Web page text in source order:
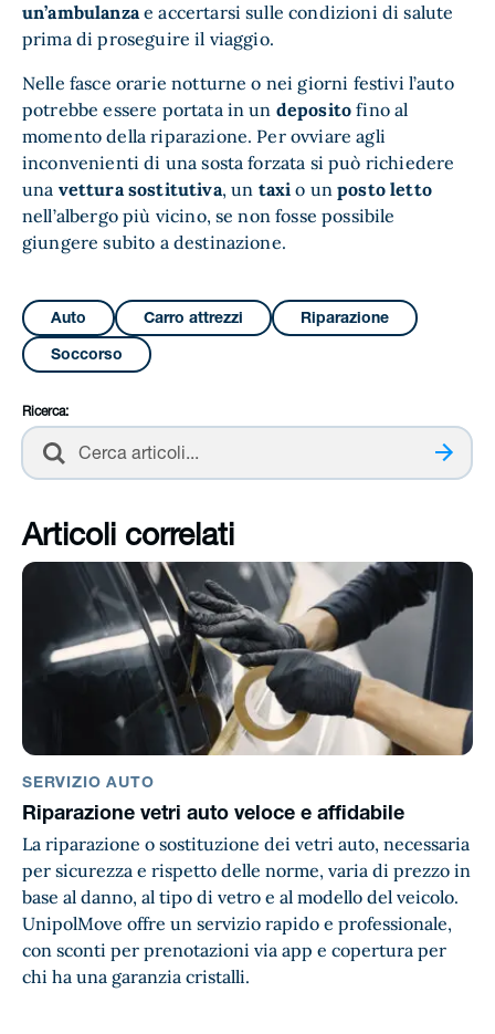
un’ambulanzae accertarsi sulle condizioni di salute
prima di proseguire il viaggio.
Nelle fasce orarie notturne o nei giorni festivi l’auto
potrebbe essere portata in un deposito fino al
momento della riparazione. Per ovviare agli
inconvenienti di una sosta forzata si può richiedere
una vettura sostitutiva, un taxi o unposto letto
nell’albergo più vicino, se non fosse possibile
giungere subito a destinazione.
Auto Carro attrezzi Riparazione
Soccorso
Ricerca:
Cerca
Articoli correlati
SERVIZIO AUTO
Riparazione vetri auto veloce e affidabile
La riparazione o sostituzione dei vetri auto, necessaria
per sicurezza e rispetto delle norme, varia di prezzo in
base al danno, al tipo di vetro e al modello del veicolo.
UnipolMove offre un servizio rapido e professionale,
con sconti per prenotazioni via app e copertura per
chi ha una garanzia cristalli.